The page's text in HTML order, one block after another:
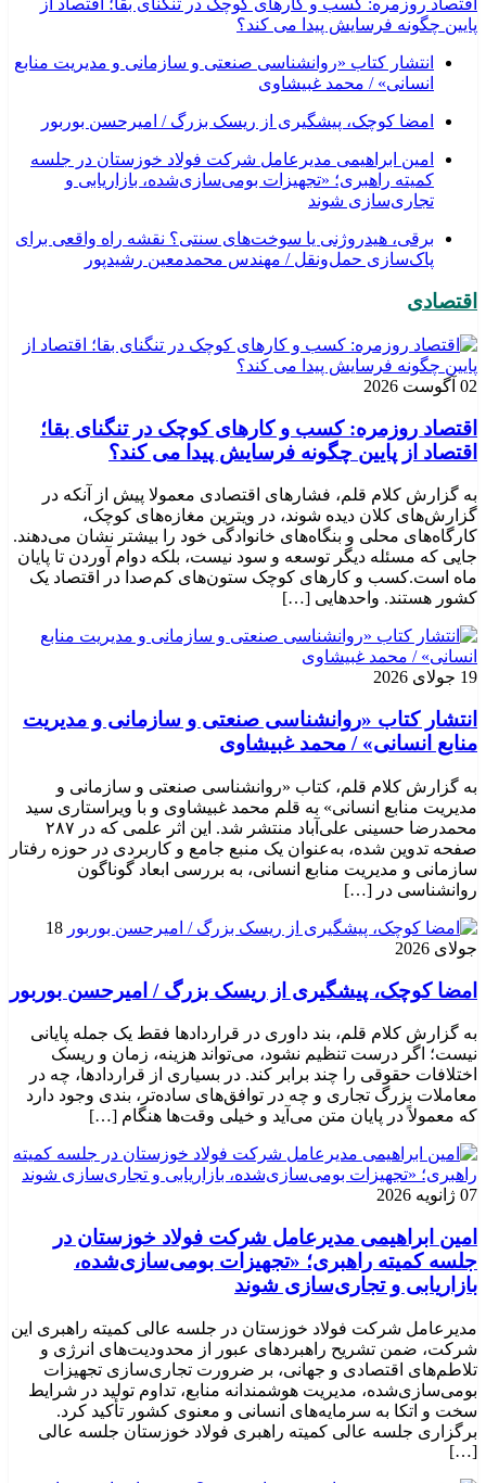
اقتصاد روزمره: کسب‌ و کارهای کوچک در تنگنای بقا؛ اقتصاد از
پایین چگونه فرسایش پیدا می کند؟
انتشار کتاب «روانشناسی صنعتی و سازمانی و مدیریت منابع
انسانی» / محمد غبیشاوی
امضا کوچک، پیشگیری از ریسک بزرگ / امیرحسن بوربور
امین ابراهیمی مدیرعامل شرکت فولاد خوزستان در جلسه
کمیته راهبری؛ «تجهیزات بومی‌سازی‌شده، بازاریابی و
تجاری‌سازی شوند
برقی، هیدروژنی یا سوخت‌های سنتی؟ نقشه راه واقعی برای
پاک‌سازی حمل‌ونقل / مهندس محمدمعین رشیدپور
اقتصادی
02 آگوست 2026
اقتصاد روزمره: کسب‌ و کارهای کوچک در تنگنای بقا؛
اقتصاد از پایین چگونه فرسایش پیدا می کند؟
به گزارش کلام قلم، فشارهای اقتصادی معمولا پیش از آنکه در
گزارش‌های کلان دیده شوند، در ویترین مغازه‌های کوچک،
کارگاه‌های محلی و بنگاه‌های خانوادگی خود را بیشتر نشان می‌دهند.
جایی که مسئله دیگر توسعه و سود نیست، بلکه دوام آوردن تا پایان
ماه است.کسب‌ و کارهای کوچک ستون‌های کم‌صدا در اقتصاد یک
کشور هستند. واحدهایی […]
19 جولای 2026
انتشار کتاب «روانشناسی صنعتی و سازمانی و مدیریت
منابع انسانی» / محمد غبیشاوی
به گزارش کلام قلم، کتاب «روانشناسی صنعتی و سازمانی و
مدیریت منابع انسانی» به قلم محمد غبیشاوی و با ویراستاری سید
محمدرضا حسینی علی‌آباد منتشر شد. این اثر علمی که در ۲۸۷
صفحه تدوین شده، به‌عنوان یک منبع جامع و کاربردی در حوزه رفتار
سازمانی و مدیریت منابع انسانی، به بررسی ابعاد گوناگون
روانشناسی در […]
18
جولای 2026
امضا کوچک، پیشگیری از ریسک بزرگ / امیرحسن بوربور
به گزارش کلام قلم، بند داوری در قراردادها فقط یک جمله پایانی
نیست؛ اگر درست تنظیم نشود، می‌تواند هزینه، زمان و ریسک
اختلافات حقوقی را چند برابر کند. در بسیاری از قراردادها، چه در
معاملات بزرگ تجاری و چه در توافق‌های ساده‌تر، بندی وجود دارد
که معمولاً در پایان متن می‌آید و خیلی وقت‌ها هنگام […]
07 ژانویه 2026
امین ابراهیمی مدیرعامل شرکت فولاد خوزستان در
جلسه کمیته راهبری؛ «تجهیزات بومی‌سازی‌شده،
بازاریابی و تجاری‌سازی شوند
مدیرعامل شرکت فولاد خوزستان در جلسه عالی کمیته راهبری این
شرکت، ضمن تشریح راهبردهای عبور از محدودیت‌های انرژی و
تلاطم‌های اقتصادی و جهانی، بر ضرورت تجاری‌سازی تجهیزات
بومی‌سازی‌شده، مدیریت هوشمندانه منابع، تداوم تولید در شرایط
سخت و اتکا به سرمایه‌های انسانی و معنوی کشور تأکید کرد.
برگزاری جلسه عالی کمیته راهبری فولاد خوزستان جلسه عالی
[…]